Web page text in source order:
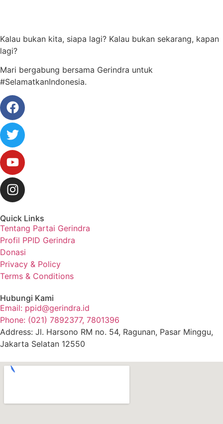
Kalau bukan kita, siapa lagi? Kalau bukan sekarang, kapan
lagi?
Mari bergabung bersama Gerindra untuk
#SelamatkanIndonesia.
Quick Links
Tentang Partai Gerindra
Profil PPID Gerindra
Donasi
Privacy & Policy
Terms & Conditions
Hubungi Kami
Email: ppid@gerindra.id
Phone: (021) 7892377, 7801396
Address: Jl. Harsono RM no. 54, Ragunan, Pasar Minggu,
Jakarta Selatan 12550